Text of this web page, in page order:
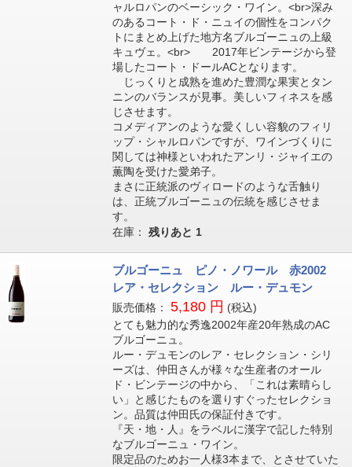
ャルロパンのベーシック・ワイン。<br>深み
のあるコート・ド・ニュイの個性をコンパク
トにまとめ上げた地方名ブルゴーニュの上級
キュヴェ。<br> 2017年ビンテージから登
場したコート・ドールACとなります。
じっくりと成熟を進めた豊潤な果実とタン
ニンのバランスが見事。美しいフィネスを感
じさせます。
コメディアンのような愛くしい容貌のフィリ
ップ・シャルロパンですが、ワインづくりに
関しては神様といわれたアンリ・ジャイエの
薫陶を受けた愛弟子。
まさに正統派のヴィロードのような舌触り
は、正統ブルゴーニュの伝統を感じさせま
す。
在庫： 残りあと 1
ブルゴーニュ ピノ・ノワール 赤2002
レア・セレクション ルー・デュモン
販売価格： 5,180 円 (税込)
とても魅力的な秀逸2002年産20年熟成のAC
ブルゴーニュ。
ルー・デュモンのレア・セレクション・シリ
ーズは、仲田さんが様々な生産者のオール
ド・ビンテージの中から、「これは素晴らし
い」と感じたものを選りすぐったセレクショ
ン。品質は仲田氏の保証付きです。
『天・地・人』をラベルに漢字で記した特別
なブルゴーニュ・ワイン。
限定品のためお一人様3本まで、とさせていた